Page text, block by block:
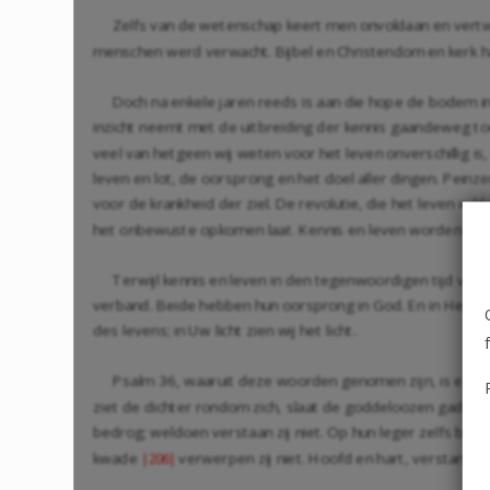
Zelfs van de wetenschap keert men onvoldaan en
menschen werd verwacht. Bijbel en Christendom en kerk
Doch na enkele jaren reeds is aan die hope de
inzicht neemt met de uitbreiding der kennis gaandeweg
veel van hetgeen wij weten voor het leven onverschillig
leven en lot, de oorsprong en het doel aller dingen.
voor de krankheid der ziel. De revolutie, die het leven
het onbewuste opkomen laat. Kennis en leven worden
Terwijl kennis en leven in den tegenwoordigen tijd
verband. Beide hebben hun oorsprong in God. En in
des levens; in Uw licht zien wij het licht.
Psalm 36, waaruit deze woorden genomen zijn, is
ziet de dichter rondom zich, slaat de goddeloozen gade
bedrog; weldoen verstaan zij niet. Op hun leger zelfs
kwade
|206| verwerpen zij niet. Hoofd en hart, verstand